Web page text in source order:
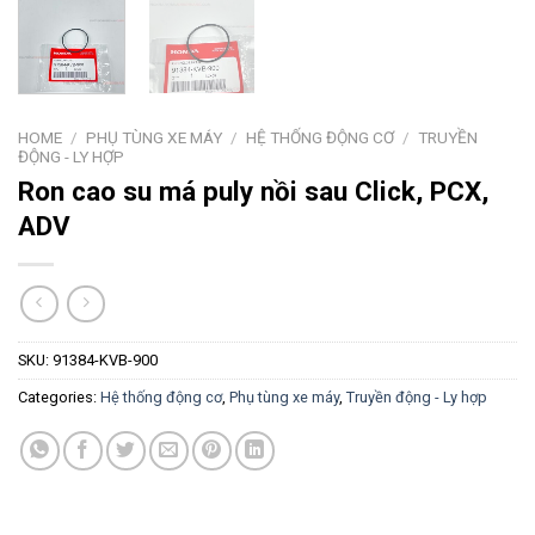
HOME / PHỤ TÙNG XE MÁY / HỆ THỐNG ĐỘNG CƠ / TRUYỀN
ĐỘNG - LY HỢP
Ron cao su má puly nồi sau Click, PCX,
ADV
SKU: 91384-KVB-900
Categories: Hệ thống động cơ, Phụ tùng xe máy, Truyền động - Ly hợp